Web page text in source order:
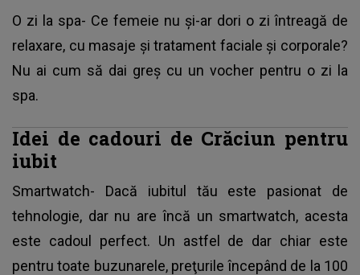
O zi la spa- Ce femeie nu şi-ar dori o zi întreagă de
relaxare, cu masaje şi tratament faciale şi corporale?
Nu ai cum să dai greş cu un vocher pentru o zi la
spa.
Idei de cadouri de Crăciun pentru
iubit
Smartwatch- Dacă iubitul tău este pasionat de
tehnologie, dar nu are încă un smartwatch, acesta
este cadoul perfect. Un astfel de dar chiar este
pentru toate buzunarele, preţurile începând de la 100